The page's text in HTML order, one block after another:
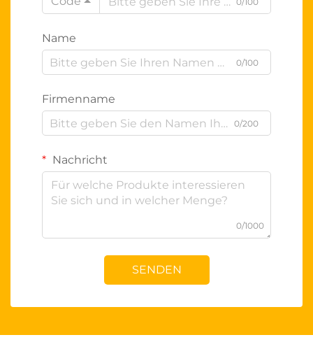
Name
0/100
Firmenname
0/200
Nachricht
0/1000
SENDEN